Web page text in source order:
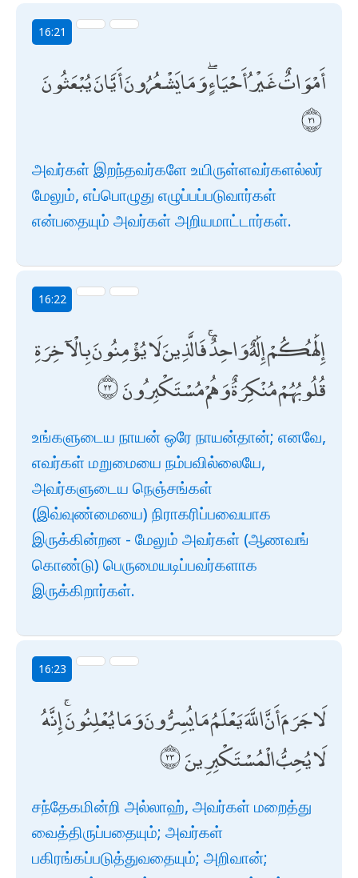
16:21
أَمْوَاتٌ غَيْرُ أَحْيَاءٍ ۖ وَمَا يَشْعُرُونَ أَيَّانَ يُبْعَثُونَ
அவர்கள் இறந்தவர்களே உயிருள்ளவர்களல்லர்
மேலும், எப்பொழுது எழுப்பப்படுவார்கள்
என்பதையும் அவர்கள் அறியமாட்டார்கள்.
16:22
إِلَٰهُكُمْ إِلَٰهٌ وَاحِدٌ ۚ فَالَّذِينَ لَا يُؤْمِنُونَ بِالْآخِرَةِ
قُلُوبُهُمْ مُنْكِرَةٌ وَهُمْ مُسْتَكْبِرُونَ
உங்களுடைய நாயன் ஒரே நாயன்தான்; எனவே,
எவர்கள் மறுமையை நம்பவில்லையே,
அவர்களுடைய நெஞ்சங்கள்
(இவ்வுண்மையை) நிராகரிப்பவையாக
இருக்கின்றன - மேலும் அவர்கள் (ஆணவங்
கொண்டு) பெருமையடிப்பவர்களாக
இருக்கிறார்கள்.
16:23
لَا جَرَمَ أَنَّ اللَّهَ يَعْلَمُ مَا يُسِرُّونَ وَمَا يُعْلِنُونَ ۚ إِنَّهُ
لَا يُحِبُّ الْمُسْتَكْبِرِينَ
சந்தேகமின்றி அல்லாஹ், அவர்கள் மறைத்து
வைத்திருப்பதையும்; அவர்கள்
பகிரங்கப்படுத்துவதையும்; அறிவான்;